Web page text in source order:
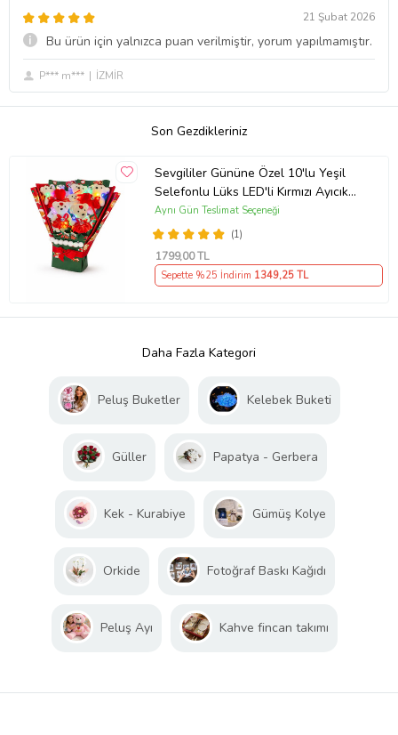
21 Şubat 2026
Bu ürün için yalnızca puan verilmiştir, yorum yapılmamıştır.
P*** m*** İZMİR
Son Gezdikleriniz
Sevgililer Gününe Özel 10'lu Yeşil
Selefonlu Lüks LED'li Kırmızı Ayıcık
Buketi
(1)
Aynı Gün Teslimat Seçeneği
1799,00 TL
Sepette %25 İndirim 1349,25 TL
Daha Fazla Kategori
Peluş Buketler Kelebek Buketi
Güller Papatya - Gerbera
Kek - Kurabiye Gümüş Kolye
Orkide Fotoğraf Baskı Kağıdı
Peluş Ayı Kahve fincan takımı